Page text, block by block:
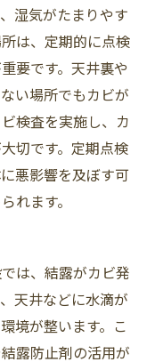
湿気がたまりやす
は、定期的に点検
要です。天井裏や
い場所でもカビが
検査を実施し、カ
切です。定期点検
悪影響を及ぼす可
れます。
は、結露がカビ発
天井などに水滴が
境が整います。こ
露防止剤の活用が